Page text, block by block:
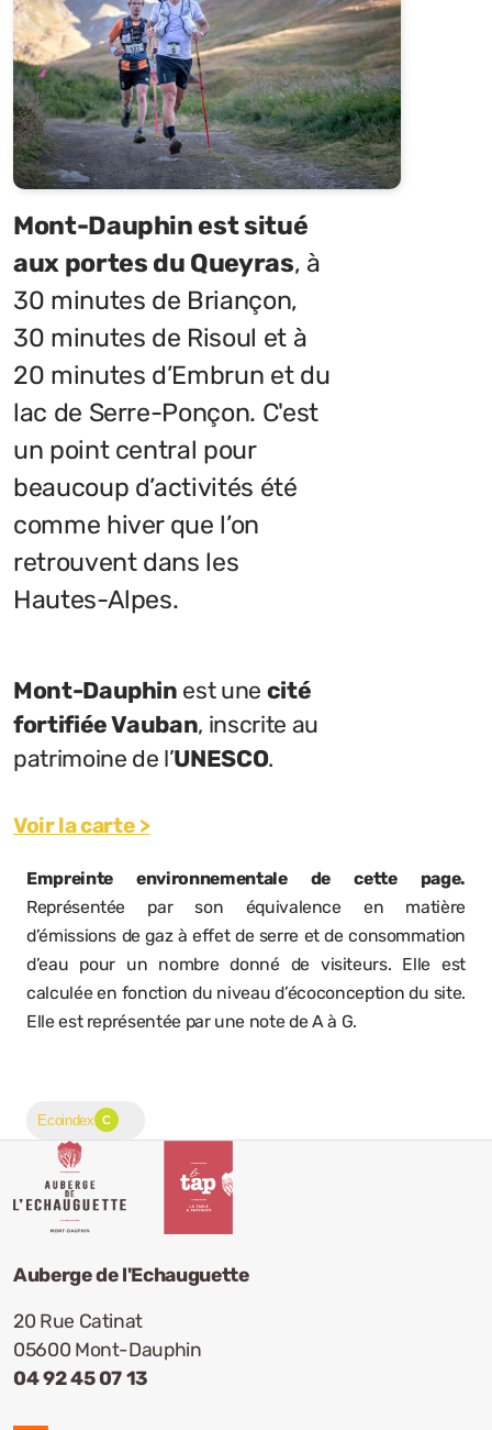
Mont-Dauphin est situé
aux portes du Queyras, à
30 minutes de Briançon,
30 minutes de Risoul et à
20 minutes d’Embrun et du
lac de Serre-Ponçon. C'est
un point central pour
beaucoup d’activités été
comme hiver que l’on
retrouvent dans les
Hautes-Alpes.
Mont-Dauphin est une cité
fortifiée Vauban, inscrite au
patrimoine de l’UNESCO.
Voir la carte >
Empreinte environnementale de cette page.
Représentée par son équivalence en matière
d’émissions de gaz à effet de serre et de consommation
d’eau pour un nombre donné de visiteurs. Elle est
calculée en fonction du niveau d’éco­conception du site.
Elle est représentée par une note de A à G.
Ecoindex C
Auberge de l'Echauguette
20 Rue Catinat
05600 Mont-Dauphin
04 92 45 07 13